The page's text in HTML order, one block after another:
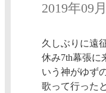
2019年09
久しぶりに遠
休み7th幕張に
いう神がゆず
歌って行った